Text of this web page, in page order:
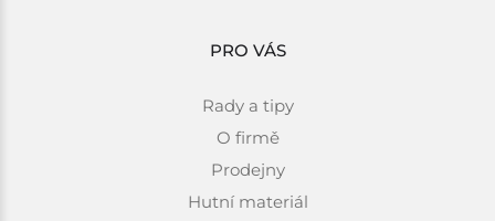
PRO VÁS
Rady a tipy
O firmě
Prodejny
Hutní materiál